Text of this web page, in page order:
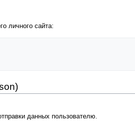
личного сайта:
данных пользователю.